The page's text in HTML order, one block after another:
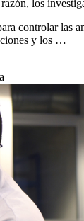
los
controlar las
y los …